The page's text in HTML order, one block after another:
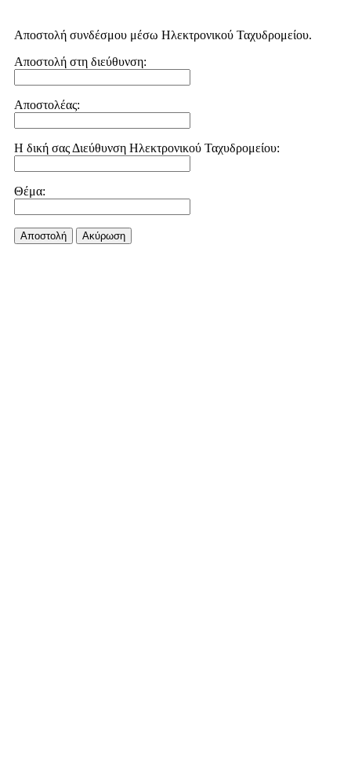
Αποστολή συνδέσμου μέσω Ηλεκτρονικού Ταχυδρομείου.
Αποστολή στη διεύθυνση:
Αποστολέας:
Η δική σας Διεύθυνση Ηλεκτρονικού Ταχυδρομείου:
Θέμα:
Αποστολή Aκύρωση